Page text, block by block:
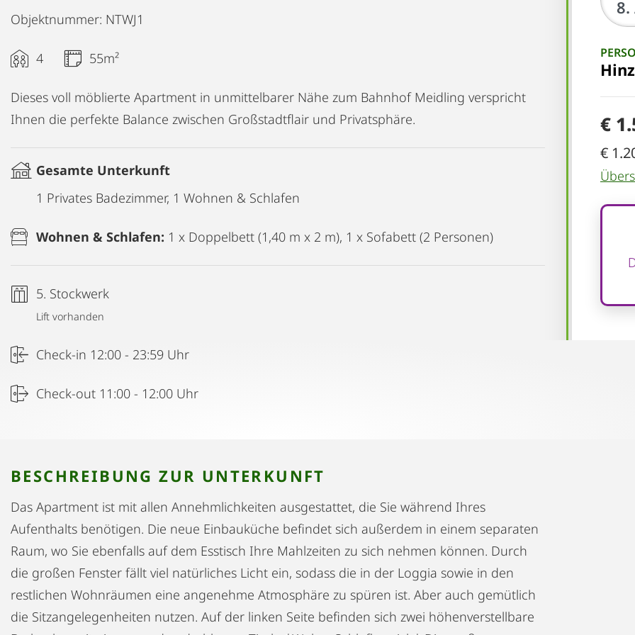
€
€
Objektnummer: NTWJ1
4 55m²
Dieses voll möblierte Apartment in unmittelbarer Nähe zum Bahnhof Meidling verspricht
Ihnen die perfekte Balance zwischen Großstadtflair und Privatsphäre.
Gesamte Unterkunft
1 Privates Badezimmer, 1 Wohnen & Schlafen
Wohnen & Schlafen: 1 x Doppelbett (1,40 m x 2 m), 1 x Sofabett (2 Personen)
5. Stockwerk
Lift vorhanden
Check-in 12:00 - 23:59 Uhr
Check-out 11:00 - 12:00 Uhr
BESCHREIBUNG ZUR UNTERKUNFT
Das Apartment ist mit allen Annehmlichkeiten ausgestattet, die Sie während Ihres
Aufenthalts benötigen. Die neue Einbauküche befindet sich außerdem in einem separaten
Raum, wo Sie ebenfalls auf dem Esstisch Ihre Mahlzeiten zu sich nehmen können. Durch
die großen Fenster fällt viel natürliches Licht ein, sodass die in der Loggia sowie in den
restlichen Wohnräumen eine angenehme Atmosphäre zu spüren ist. Aber auch gemütlich
die Sitzangelegenheiten nutzen. Auf der linken Seite befinden sich zwei höhenverstellbare